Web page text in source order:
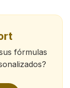
fórmulas